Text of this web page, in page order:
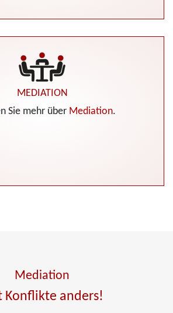
MEDIATION
Sie mehr über Mediation.
Mediation
Konflikte anders!